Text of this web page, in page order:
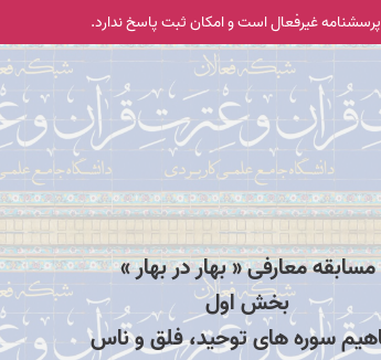
غیر‌فعال است و امکان ثبت پاسخ ندارد.
مسابقه معارفی « بهار در بهار »
بخش اول
سوره های توحید، فلق و ناس